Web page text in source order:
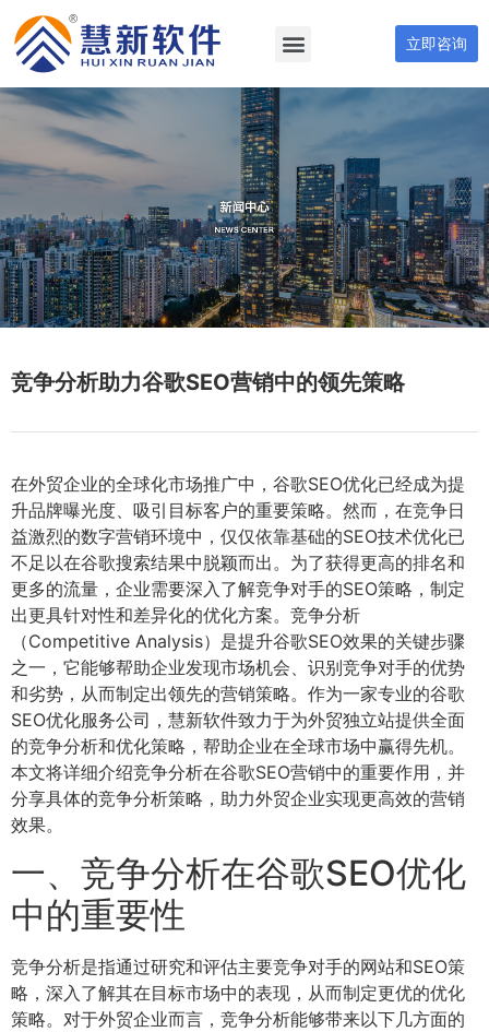
立即咨询
竞争分析助力谷歌SEO营销中的领先策略
在外贸企业的全球化市场推广中，谷歌SEO优化已经成为提
升品牌曝光度、吸引目标客户的重要策略。然而，在竞争日
益激烈的数字营销环境中，仅仅依靠基础的SEO技术优化已
不足以在谷歌搜索结果中脱颖而出。为了获得更高的排名和
更多的流量，企业需要深入了解竞争对手的SEO策略，制定
出更具针对性和差异化的优化方案。竞争分析
（Competitive Analysis）是提升谷歌SEO效果的关键步骤
之一，它能够帮助企业发现市场机会、识别竞争对手的优势
和劣势，从而制定出领先的营销策略。作为一家专业的谷歌
SEO优化服务公司，慧新软件致力于为外贸独立站提供全面
的竞争分析和优化策略，帮助企业在全球市场中赢得先机。
本文将详细介绍竞争分析在谷歌SEO营销中的重要作用，并
分享具体的竞争分析策略，助力外贸企业实现更高效的营销
效果。
一、竞争分析在谷歌SEO优化
中的重要性
竞争分析是指通过研究和评估主要竞争对手的网站和SEO策
略，深入了解其在目标市场中的表现，从而制定更优的优化
策略。对于外贸企业而言，竞争分析能够带来以下几方面的